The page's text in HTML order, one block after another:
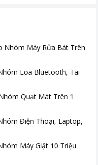
Nhóm Máy Rửa Bát Trên
Loa Bluetooth, Tai
Quạt Mát Trên 1
Điện Thoại, Laptop,
Máy Giặt 10 Triệu